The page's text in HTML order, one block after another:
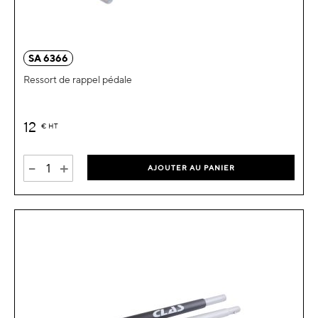
SA 6366
Ressort de rappel pédale
12 € HT
- + AJOUTER AU PANIER